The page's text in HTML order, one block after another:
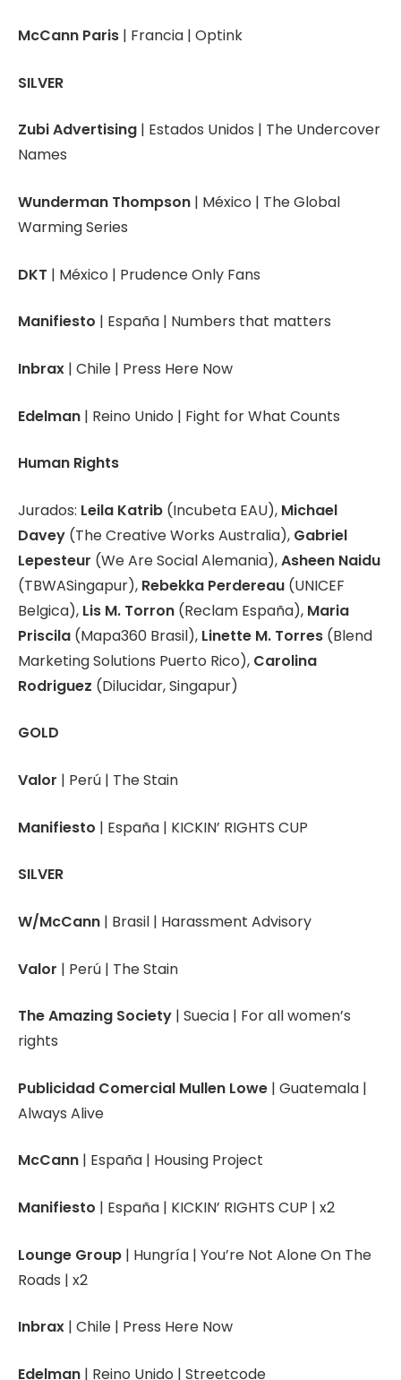
McCann Paris | Francia | Optink
SILVER
Zubi Advertising | Estados Unidos | The Undercover
Names
Wunderman Thompson | México | The Global
Warming Series
DKT | México | Prudence Only Fans
Manifiesto | España | Numbers that matters
Inbrax | Chile | Press Here Now
Edelman | Reino Unido | Fight for What Counts
Human Rights
Jurados: Leila Katrib (Incubeta EAU), Michael
Davey (The Creative Works Australia), Gabriel
Lepesteur (We Are Social Alemania),Asheen Naidu
(TBWASingapur), Rebekka Perdereau (UNICEF
Belgica), Lis M. Torron (Reclam España), Maria
Priscila (Mapa360 Brasil), Linette M. Torres (Blend
Marketing Solutions Puerto Rico), Carolina
Rodriguez (Dilucidar, Singapur)
GOLD
Valor | Perú | The Stain
Manifiesto | España | KICKIN’ RIGHTS CUP
SILVER
W/McCann | Brasil | Harassment Advisory
Valor | Perú | The Stain
The Amazing Society | Suecia | For all women’s
rights
Publicidad Comercial Mullen Lowe | Guatemala |
Always Alive
McCann | España | Housing Project
Manifiesto | España | KICKIN’ RIGHTS CUP | x2
Lounge Group | Hungría | You’re Not Alone On The
Roads | x2
Inbrax | Chile | Press Here Now
Edelman | Reino Unido | Streetcode